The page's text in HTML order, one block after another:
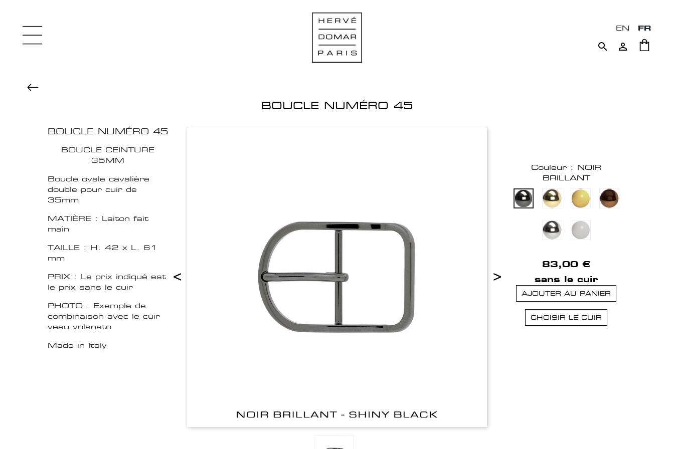
EN FR
 
BOUCLE NUMÉRO 45
BOUCLE NUMÉRO 45
BOUCLE CEINTURE
35MM
Boucle ovale cavalière
double pour cuir de
35mm
MATIÈRE : Laiton fait
main
TAILLE : H. 42 x L. 61
mm
PRIX : Le prix indiqué est
le prix sans le cuir
PHOTO : Exemple de
combinaison avec le cuir
veau volanato
Made in Italy
< >
Couleur : NOIR
BRILLANT
83,00 €
sans le cuir
AJOUTER AU PANIER
CHOISIR LE CUIR